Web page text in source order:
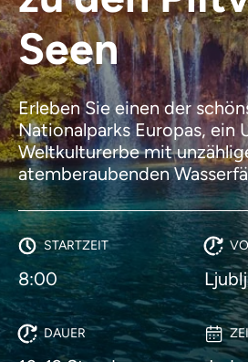
Seen
Erleben Sie einen der
Nationalparks Europas, ein
Weltkulturerbe mit
atemberaubenden
STARTZEIT
8:00
DAUER